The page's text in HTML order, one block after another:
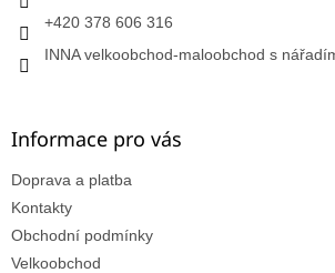
+420 378 606 316
INNA velkoobchod-maloobchod s
Informace pro vás
Doprava a platba
Kontakty
Obchodní podmínky
Velkoobchod